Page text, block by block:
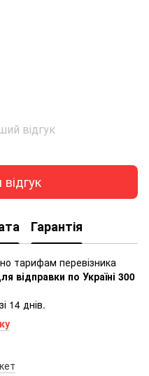
відгук
Гарантія
тарифам перевізника
відправки по Україні 300
14 днів.